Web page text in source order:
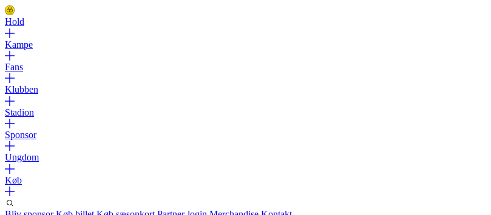
Hold
Kampe
Fans
Klubben
Stadion
Sponsor
Ungdom
Køb